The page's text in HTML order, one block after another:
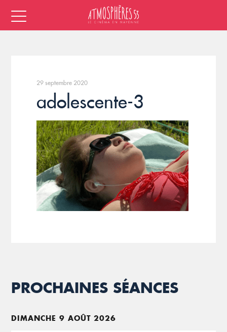
29 septembre 2020
adolescente-3
PROCHAINES SÉANCES
DIMANCHE 9 AOÛT 2026